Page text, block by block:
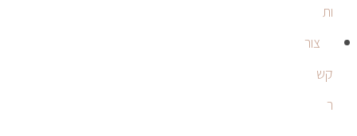
ות
צור
קש
ר